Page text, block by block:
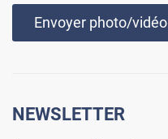
Envoyer photo/vidéo
NEWSLETTER